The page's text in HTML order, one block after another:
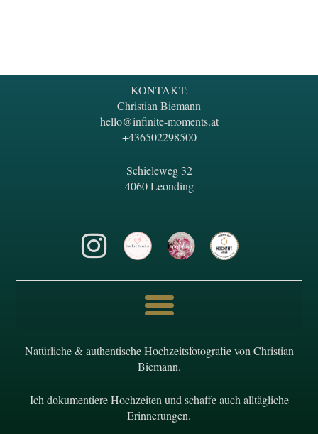
KONTAKT:
Christian Biemann
hello@infinite-moments.at
+436502298500
Schieleweg 32
4060 Leonding
Natürliche & authentische Hochzeitsfotografie von Christian
Biemann.
Ich dokumentiere Hochzeiten und schaffe auch alltägliche
Erinnerungen.